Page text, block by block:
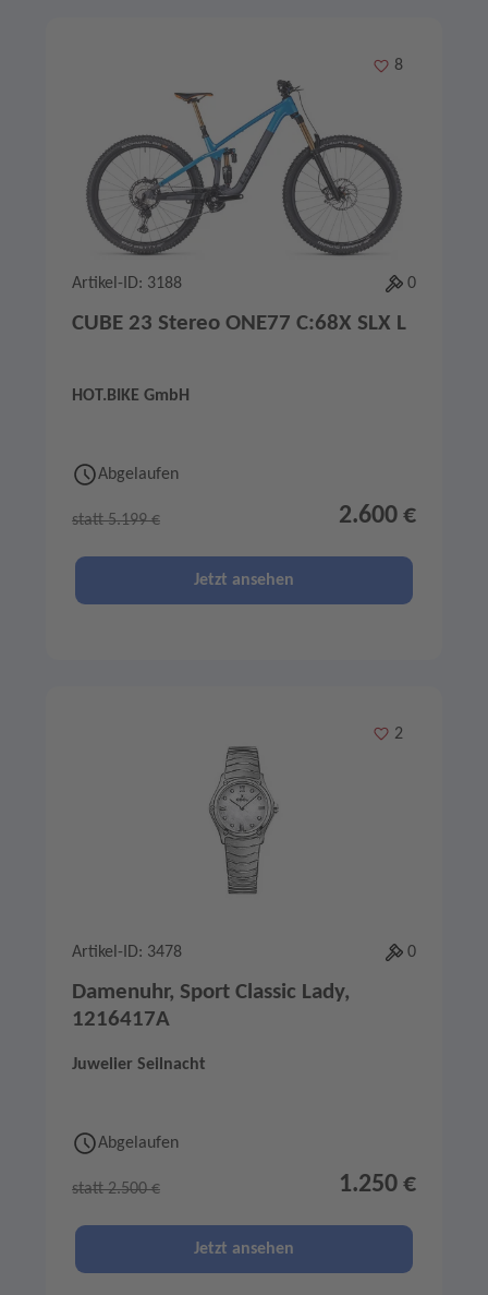
Merken
8
Artikel-ID: 3188 0
CUBE 23 Stereo ONE77 C:68X SLX L
HOT.BIKE GmbH
Abgelaufen
statt 5.199 € 2.600 €
Jetzt ansehen
Merken
2
Artikel-ID: 3478 0
Damenuhr, Sport Classic Lady,
1216417A
Juwelier Seilnacht
Abgelaufen
statt 2.500 € 1.250 €
Jetzt ansehen